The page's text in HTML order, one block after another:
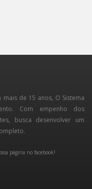
de 15 anos, O Sistema
Com empenho dos
busca desenvolver um
página no facebook!